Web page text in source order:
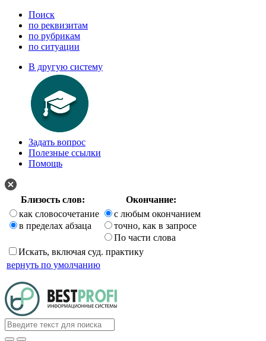
Поиск
по реквизитам
по рубрикам
по ситуации
В другую систему
Задать вопрос
Полезные ссылки
Помощь
Близость слов:
Окончание:
как словосочетание
в пределах абзаца
с любым окончанием
точно, как в запросе
По части слова
Искать, включая суд. практику
вернуть по умолчанию